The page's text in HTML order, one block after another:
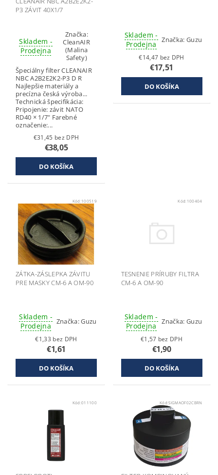
P3 ZÁVIT 40X1/7
Skladem -
Prodejna
Značka:
CleanAIR
(Malina
Safety)
Špeciálny filter CLEANAIR
NBC A2B2E2K2-P3 D R
Najlepšie materiály a
precízna česká výroba...
Technická špecifikácia:
Pripojenie: závit NATO
RD40 × 1/7" Farebné
označenie:...
€31,45 bez DPH
€38,05
Skladem -
Prodejna
Značka: Guzu
€14,47 bez DPH
€17,51
Kód: 100519
ZÁTKA-ZÁSLEPKA ZÁVITU
PRE MASKY CM-6 A OM-90
Skladem -
Prodejna
Značka:Guzu
€1,33 bez DPH
€1,61
Kód: 100404
TESNENIE PRÍRUBY FILTRA
CM-6 A OM-90
Skladem -
Prodejna
Značka: Guzu
€1,57 bez DPH
€1,90
Kód:011100 Kód:SIGMAOF02CBRN